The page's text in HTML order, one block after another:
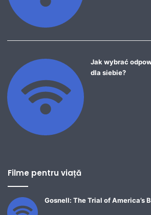
Jak wybrać
dla siebie?
Filme pentru viață
Gosnell: The Trial of America’s